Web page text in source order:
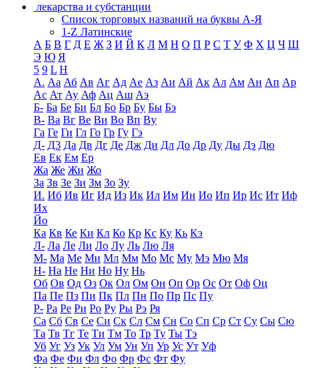
лекарства и субстанции
Список торговых названий на буквы А-Я
1-Z Латинские
А Б В Г Д Е Ж З И Й К Л М Н О П Р С Т У Ф Х Ц Ч Ш
Э Ю Я
5 9 L H
А. Аа Аб Ав Аг Ад Ае Аз Аи Ай Ак Ал Ам Ан Ап Ар
Ас Ат Ау Аф Ац Аш Аэ
Б- Ба Бе Би Бл Бо Бр Бу Бы Бэ
В- Ва Вг Ве Ви Во Вп Ву
Га Ге Ги Гл Го Гр Гу Гэ
Д- Д3 Да Дв Дг Де Дж Ди Дл До Др Ду Ды Дэ Дю
Ев Ек Ем Ер
Жа Же Жи Жо
За Зв Зе Зи Зм Зо Зу
И. Иб Ив Иг Ид Из Ик Ил Им Ин Ио Ип Ир Ис Ит Иф
Их
Йо
Ка Кв Ке Ки Кл Ко Кр Кс Ку Кь Кэ
Л- Ла Ле Ли Ло Лу Ль Лю Ля
М- Ма Ме Ми Мл Мм Мо Мс Му Мэ Мю Мя
Н- На Не Ни Но Ну Нь
Об Ов Од Оз Ок Ол Ом Он Оп Ор Ос От Оф Оц
Па Пе Пз Пи Пк Пл Пн По Пр Пс Пу
Р- Ра Ре Ри Ро Ру Ры Рэ Ря
Са Сб Св Се Си Ск Сл См Сн Со Сп Ср Ст Су Сы Сю
Та Тв Тг Те Ти Тм То Тр Ту Ты Тэ
Уб Уг Уз Ук Ул Ум Ун Уп Ур Ус Ут Уф
Фа Фе Фи Фл Фо Фр Фс Фт Фу